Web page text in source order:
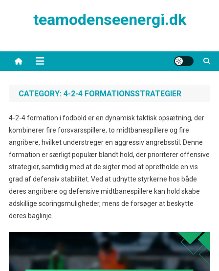
teamodenseenergi.dk
CATEGORY: 4-2-4 FORMATIONSSTRATEGIER
4-2-4 formation i fodbold er en dynamisk taktisk opsætning, der
kombinerer fire forsvarsspillere, to midtbanespillere og fire
angribere, hvilket understreger en aggressiv angrebsstil. Denne
formation er særligt populær blandt hold, der prioriterer offensive
strategier, samtidig med at de sigter mod at opretholde en vis
grad af defensiv stabilitet. Ved at udnytte styrkerne hos både
deres angribere og defensive midtbanespillere kan hold skabe
adskillige scoringsmuligheder, mens de forsøger at beskytte
deres baglinje.